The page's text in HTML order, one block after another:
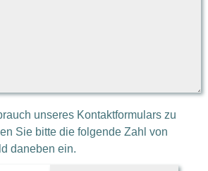
unseres Kontaktformulars zu
Sie bitte die folgende Zahl von
daneben ein.